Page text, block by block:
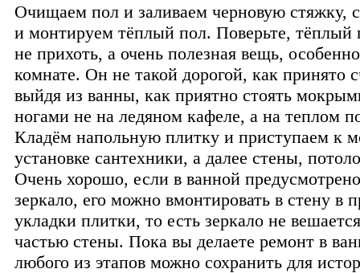
Очищаем пол и заливаем черновую стяжку,
и монтируем тёплый пол. Поверьте, тёплый
не прихоть, а очень полезная вещь,
комнате. Он не такой дорогой, как принято
выйдя из ванны, как приятно стоять
ногами не на ледяном кафеле, а на теплом
Кладём напольную плитку и приступаем к
установке сантехники, а далее стены,
Очень хорошо, если в ванной
зеркало, его можно вмонтировать в стену в
укладки плитки, то есть зеркало не
частью стены. Пока вы делаете ремонт в
любого из этапов можно сохранить для